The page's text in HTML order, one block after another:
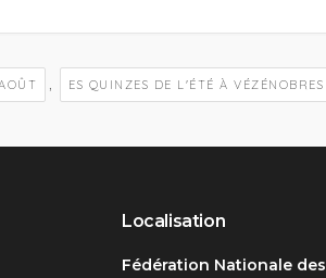
, ES QUINZES DE L'ÉTÉ À VÉZÉNOBRES
Localisation
Fédération Nationale des